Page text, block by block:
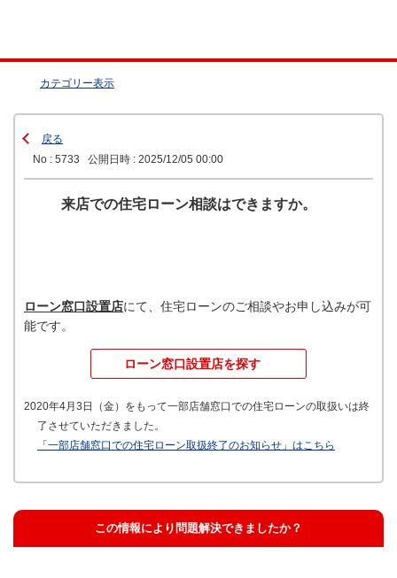
カテゴリー表示
戻る
No : 5733
公開日時 : 2025/12/05 00:00
来店での住宅ローン相談はできますか。
ローン窓口設置店にて、住宅ローンのご相談やお申し込みが可
能です。
ローン窓口設置店を探す
2020年4月3日（金）をもって一部店舗窓口での住宅ローンの取扱いは終
了させていただきました。
「一部店舗窓口での住宅ローン取扱終了のお知らせ」はこちら
この情報により問題解決できましたか？